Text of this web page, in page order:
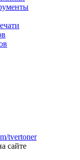
tvertoner
сайте